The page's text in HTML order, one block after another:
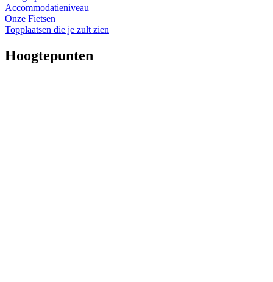
Accommodatieniveau
Onze Fietsen
Topplaatsen die je zult zien
Hoogtepunten